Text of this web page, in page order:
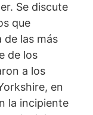
Se discute
que
de las más
de los
a los
en
la incipiente